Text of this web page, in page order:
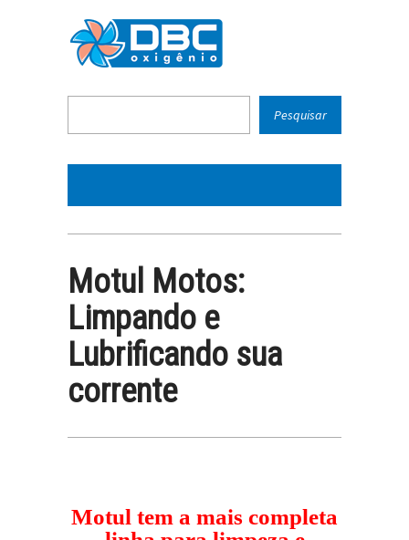
Motul Motos:
Limpando e
Lubrificando sua
corrente
Motul tem a mais completa